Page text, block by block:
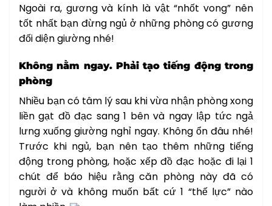
Ngoài ra, gương và kính là vật “nhốt vong” nên
tốt nhất bạn đừng ngủ ở những phòng có gương
đối diện giường nhé!
Không nằm ngay. Phải tạo tiếng động trong
phòng
Nhiều bạn có tâm lý sau khi vừa nhận phòng xong
liền gạt đồ đạc sang 1 bên và ngay lập tức ngả
lưng xuống giường nghỉ ngay. Không ổn đâu nhé!
Trước khi ngủ, bạn nên tạo thêm những tiếng
động trong phòng, hoặc xếp đồ đạc hoặc đi lại 1
chút để báo hiệu rằng căn phòng này đã có
người ở và không muốn bất cứ 1 “thế lực” nào